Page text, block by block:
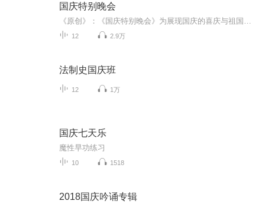
国庆特别晚会
12 2.9万
法制史国庆班
12 1万
国庆七天乐
魔性早功练习
10 1518
2018国庆吟诵专辑